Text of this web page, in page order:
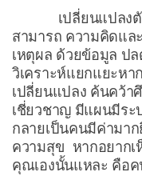
เปลี่ยนแปลงตัวเ
สามารถ ความคิดแล
เหตุผล ด้วยข้อมูล ป
วิเคราะห์แยกแยะหา
เปลี่ยนแปลง ค้นคว้า
เชี่ยวชาญ มีแผนมีระ
กลายเป็นคนมีค่ามา
ความสุข หากอยากเ
คุณเองนั้นแหละ คือ